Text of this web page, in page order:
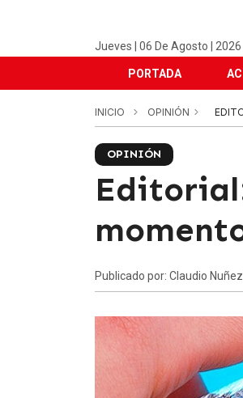
Jueves | 06 De Agosto | 2026
PORTADA
INICIO OPINIÓN
OPINIÓN
Publicado por: Claudio Nuñez |